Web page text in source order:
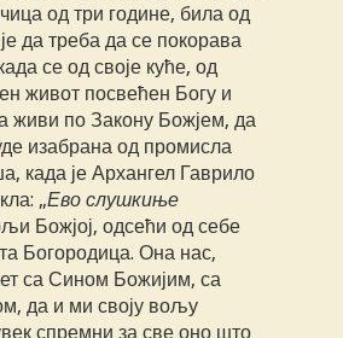
од три године, била од
да треба да се покорава
се од своје куће, од
живот посвећен Богу и
живи по Закону Божјем, да
изабрана од промисла
када је Архангел Гаврило
„Ево слушкиње
Божјој, одсећи од себе
Богородица. Она нас,
са Сином Божијим, са
да и ми своју вољу
спремни за све оно што